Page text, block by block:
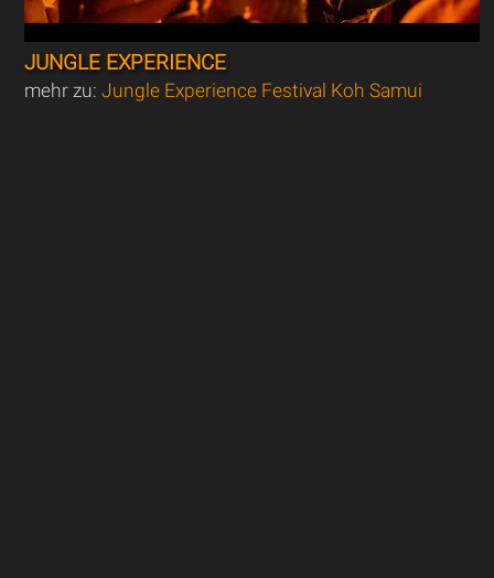
JUNGLE EXPERIENCE
mehr zu:Jungle Experience Festival Koh Samui